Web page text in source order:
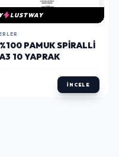
LUSTWAY
PAMUK SPIRALLI
10 YAPRAK
İNCELE